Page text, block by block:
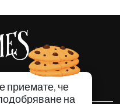
приемате, че
на